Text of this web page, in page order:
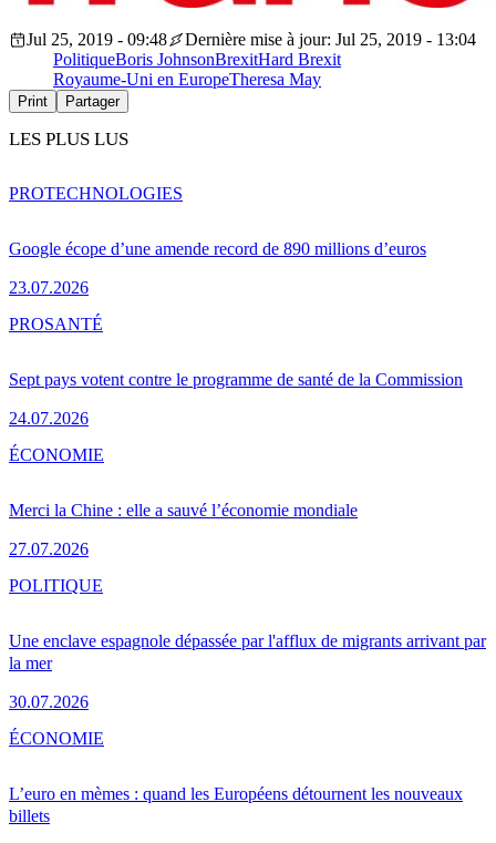
Jul 25, 2019 - 09:48
Dernière mise à jour: Jul 25, 2019 - 13:04
PolitiqueBoris JohnsonBrexitHard Brexit
Royaume-Uni en EuropeTheresa May
Print Partager
LES PLUS LUS
Google écope d’une amende record de 890 millions d’euros
23.07.2026
PROTECHNOLOGIES
Sept pays votent contre le programme de santé de la Commission
24.07.2026
PROSANTÉ
Merci la Chine : elle a sauvé l’économie mondiale
27.07.2026
ÉCONOMIE
Une enclave espagnole dépassée par l'afflux de migrants arrivant par
la mer
30.07.2026
POLITIQUE
L’euro en mèmes : quand les Européens détournent les nouveaux
billets
ÉCONOMIE